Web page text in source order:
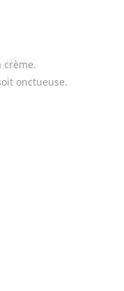
crème.
onctueuse.